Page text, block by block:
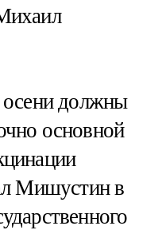
должны
основной
Мишустин в